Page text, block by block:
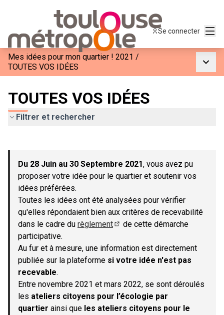
Se connecter
Mes idées pour mon quartier ! 2021 /
TOUTES VOS IDÉES
TOUTES VOS IDÉES
Filtrer et rechercher
−
Du 28 Juin au 30 Septembre 2021, vous avez pu
proposer votre idée pour le quartier et soutenir vos
idées préférées.
Toutes les idées ont été analysées pour vérifier
qu'elles répondaient bien aux critères de recevabilité
dans le cadre du règlement
de cette démarche
participative.
Au fur et à mesure, une information est directement
publiée sur la plateforme si votre idée n'est pas
recevable.
Entre novembre 2021 et mars 2022, se sont déroulés
les ateliers citoyens pour l’écologie par
quartier ainsi que les ateliers citoyens pour le